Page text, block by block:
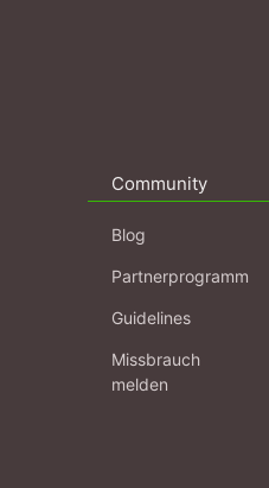
Community
Blog
Partnerprogramm
Guidelines
Missbrauch
melden